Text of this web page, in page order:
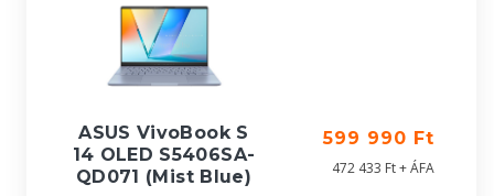
ASUS VivoBook S
14 OLED S5406SA-
QD071 (Mist Blue)
599 990 Ft
472 433 Ft + ÁFA